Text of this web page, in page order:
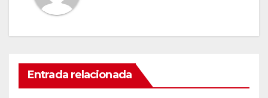
Entrada relacionada